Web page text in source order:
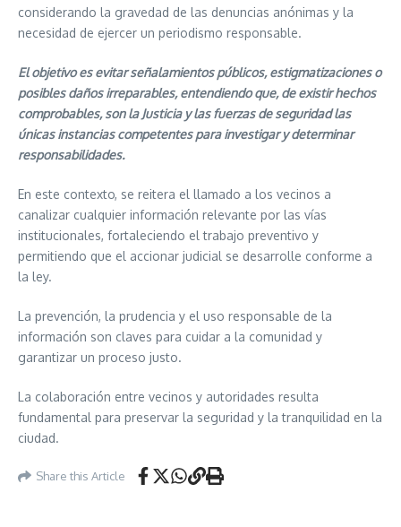
considerando la gravedad de las denuncias anónimas y la
necesidad de ejercer un periodismo responsable.
El objetivo es evitar señalamientos públicos, estigmatizaciones o
posibles daños irreparables, entendiendo que, de existir hechos
comprobables, son la Justicia y las fuerzas de seguridad las
únicas instancias competentes para investigar y determinar
responsabilidades.
En este contexto, se reitera el llamado a los vecinos a
canalizar cualquier información relevante por las vías
institucionales, fortaleciendo el trabajo preventivo y
permitiendo que el accionar judicial se desarrolle conforme a
la ley.
La prevención, la prudencia y el uso responsable de la
información son claves para cuidar a la comunidad y
garantizar un proceso justo.
La colaboración entre vecinos y autoridades resulta
fundamental para preservar la seguridad y la tranquilidad en la
ciudad.
Share this Article